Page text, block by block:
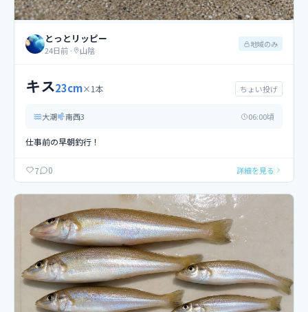
とっとリッピー
24日前 · 山陰
地域のみ
キス23cm×1本 ちょい投げ
大潮 南西3 06:00頃
仕事前の早朝釣行！
7 0 詳細を見る